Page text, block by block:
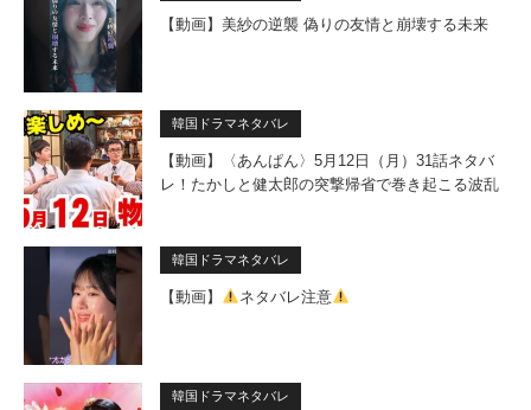
【動画】美紗の逆襲 偽りの友情と崩壊する未来
韓国ドラマネタバレ
【動画】〈あんぱん〉5月12日（月）31話ネタバ
レ！たかしと健太郎の突撃帰省で巻き起こる波乱
韓国ドラマネタバレ
【動画】 ネタバレ注意
韓国ドラマネタバレ